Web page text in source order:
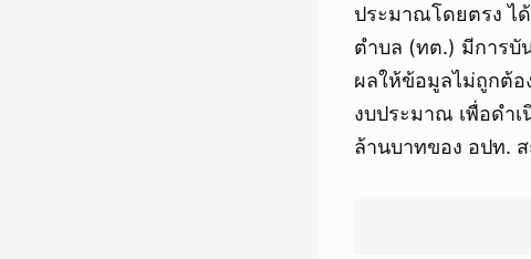
ประมาณโดยตรง ไ
ตำบล (ทต.) มีการบั
ผลให้ข้อมูลไม่ถูกต้อ
งบประมาณ เพื่อดำ
ล้านบาทของ อปท.